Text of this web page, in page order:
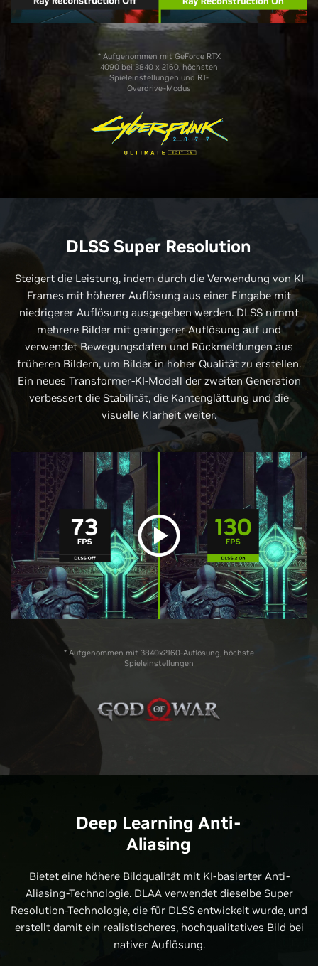
* Aufgenommen mit GeForce RTX
4090 bei 3840 x 2160, höchsten
Spieleinstellungen und RT-
Overdrive-Modus
DLSS Super Resolution
Steigert die Leistung, indem durch die Verwendung von KI
Frames mit höherer Auflösung aus einer Eingabe mit
niedrigerer Auflösung ausgegeben werden. DLSS nimmt
mehrere Bilder mit geringerer Auflösung auf und
verwendet Bewegungsdaten und Rückmeldungen aus
früheren Bildern, um Bilder in hoher Qualität zu erstellen.
Ein neues Transformer-KI-Modell der zweiten Generation
verbessert die Stabilität, die Kantenglättung und die
visuelle Klarheit weiter.
* Aufgenommen mit 3840x2160-Auflösung, höchste
Spieleinstellungen
Deep Learning Anti-
Aliasing
Bietet eine höhere Bildqualität mit KI-basierter Anti-
Aliasing-Technologie. DLAA verwendet dieselbe Super
Resolution-Technologie, die für DLSS entwickelt wurde, und
erstellt damit ein realistischeres, hochqualitatives Bild bei
nativer Auflösung.